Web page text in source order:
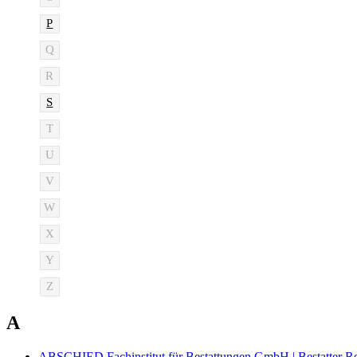
P
Q
R
S
T
U
V
W
X
Y
Z
A